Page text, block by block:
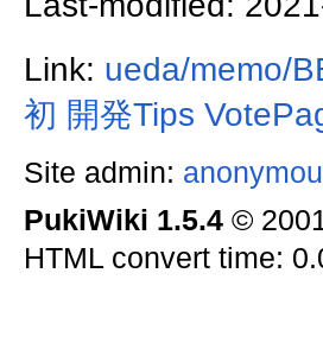
Link: ueda/memo/
初 開発Tips
Site admin:
PukiWiki 1.5.4©
HTML convert time: